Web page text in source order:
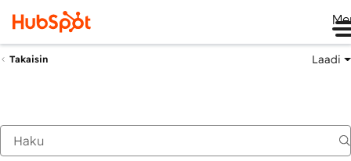
Takaisin Laadi